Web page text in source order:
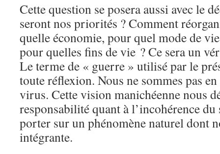
Cette question se posera aussi avec le
seront nos priorités ? Comment
quelle économie, pour quel mode de
pour quelles fins de vie ? Ce sera un
Le terme de « guerre » utilisé par le
toute réflexion. Nous ne sommes pas
virus. Cette vision manichéenne nous
responsabilité quant à l’incohérence du
porter sur un phénomène naturel dont
intégrante.